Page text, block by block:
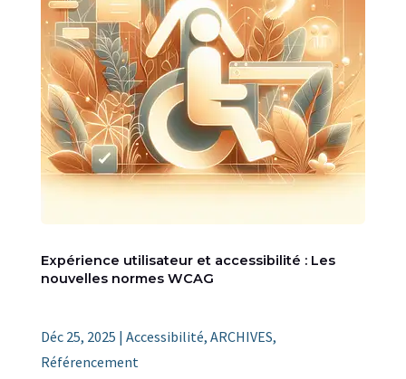
Expérience utilisateur et accessibilité : Les
nouvelles normes WCAG
Déc 25, 2025 | Accessibilité, ARCHIVES,
Référencement